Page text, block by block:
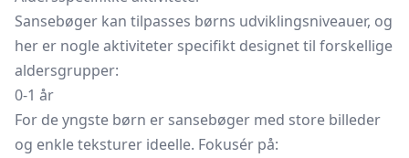
Sansebøger kan tilpasses børns udviklingsniveauer, og
her er nogle aktiviteter specifikt designet til forskellige
aldersgrupper:
0-1 år
For de yngste børn er sansebøger med store billeder
og enkle teksturer ideelle. Fokusér på: